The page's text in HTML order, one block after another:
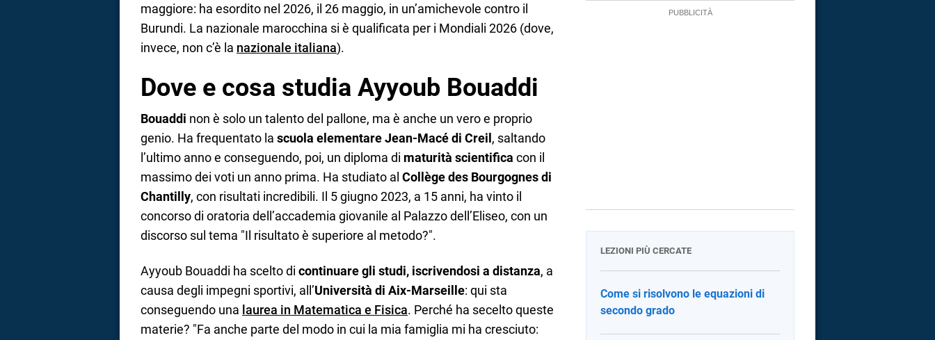
maggiore: ha esordito nel 2026, il 26 maggio, in un’amichevole contro il
Burundi. La nazionale marocchina si è qualificata per i Mondiali 2026 (dove,
invece, non c’è la nazionale italiana).
Dove e cosa studia Ayyoub Bouaddi
Bouaddi non è solo un talento del pallone, ma è anche un vero e proprio
genio. Ha frequentato la scuola elementare Jean-Macé di Creil , saltando
l’ultimo anno e conseguendo, poi, un diploma di maturità scientifica con il
massimo dei voti un anno prima. Ha studiato al Collège des Bourgognes di
Chantilly, con risultati incredibili. Il 5 giugno 2023, a 15 anni, ha vinto il
concorso di oratoria dell’accademia giovanile al Palazzo dell’Eliseo, con un
discorso sul tema "Il risultato è superiore al metodo?".
Ayyoub Bouaddi ha scelto di continuare gli studi, iscrivendosi a distanza, a
causa degli impegni sportivi, all’Università di Aix-Marseille: qui sta
conseguendo una laurea in Matematica e Fisica. Perché ha secelto queste
materie? "Fa anche parte del modo in cui la mia famiglia mi ha cresciuto:
LEZIONI PIÙ CERCATE
Come si risolvono le equazioni di
secondo grado